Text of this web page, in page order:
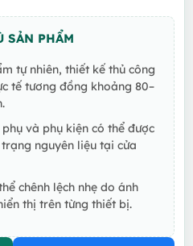
SẢN PHẨM
tự nhiên, thiết kế thủ công
tế tương đồng khoảng 80–
và phụ kiện có thể được
nguyên liệu tại cửa
chênh lệch nhẹ do ánh
thị trên từng thiết bị.